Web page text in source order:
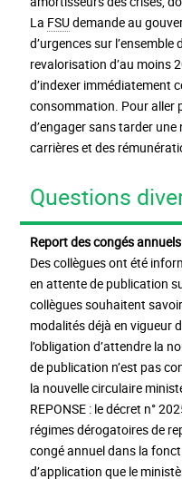
La FSUdemande au
d’urgences sur
revalorisation d’au moins
d’indexer immédiatement
consommation. Pour aller
d’engager sans tarder
carrières et des
Questions
Report des congés
Des collègues ont été
en attente de publication
collègues souhaitent
modalités déjà en vigueur
l’obligation d’attendre la
de publication n’est pas
la nouvelle circulaire
REPONSE : le décret n°
régimes dérogatoires de
congé annuel dans la
d’application que le